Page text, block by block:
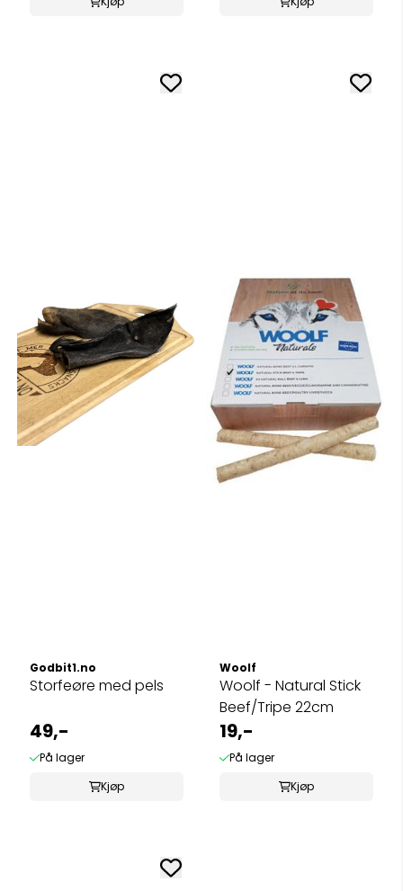
Godbit1.no
Storfeøre med pels
49,-
På lager
Kjøp
Woolf
Woolf - Natural Stick
Beef/Tripe 22cm
19,-
På lager
Kjøp